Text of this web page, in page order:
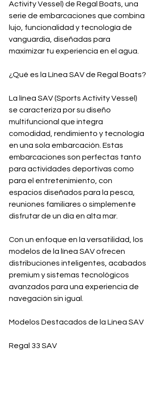
Activity Vessel) de Regal Boats, una
serie de embarcaciones que combina
lujo, funcionalidad y tecnología de
vanguardia, diseñadas para
maximizar tu experiencia en el agua.
¿Qué es la Línea SAV de Regal Boats?
La línea SAV (Sports Activity Vessel)
se caracteriza por su diseño
multifuncional que integra
comodidad, rendimiento y tecnología
en una sola embarcación. Estas
embarcaciones son perfectas tanto
para actividades deportivas como
para el entretenimiento, con
espacios diseñados para la pesca,
reuniones familiares o simplemente
disfrutar de un día en alta mar.
Con un enfoque en la versatilidad, los
modelos de la línea SAV ofrecen
distribuciones inteligentes, acabados
premium y sistemas tecnológicos
avanzados para una experiencia de
navegación sin igual.
Modelos Destacados de la Línea SAV
Regal 33 SAV